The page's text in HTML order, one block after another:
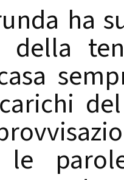
ha
della